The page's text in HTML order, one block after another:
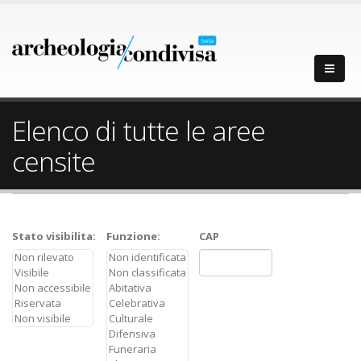
Elenco di tutte le aree
censite
Stato visibilita: Funzione: CAP